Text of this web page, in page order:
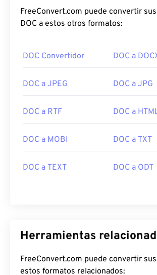
FreeConvert.com puede convertir
DOC a estos otros formatos:
DOC Convertidor DOC a
DOC a JPEG DOC a JPG
DOC a RTF DOC a
DOC a MOBI DOC a TXT
DOC a TEXT DOC a ODT
Herramientas
FreeConvert.com puede convertir
estos formatos relacionados: